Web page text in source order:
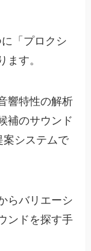
「プロクシ
ます。
響特性の解析
補のサウンド
案システムで
らバリエーシ
ンドを探す手